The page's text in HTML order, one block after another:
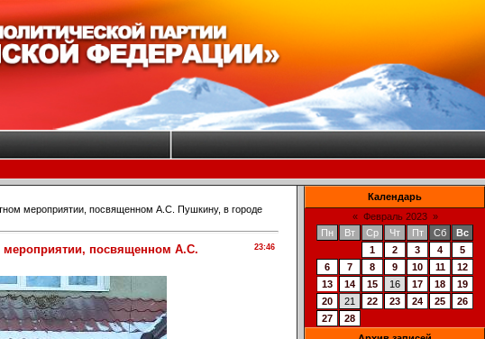
мероприятии, посвященном А.С. Пушкину, в городе
23:46
мероприятии, посвященном А.С.
Календарь
« Февраль 2023 »
Пн
Вт Ср Чт Пт Сб
Вс
1
2 3 4
5
6
7 8 9 10 11
12
13
14 15 16 17 18
19
20
21 22 23 24 25
26
27
28